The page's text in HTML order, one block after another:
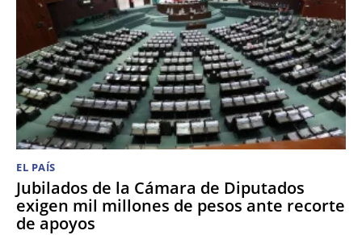
EL PAÍS
Jubilados de la Cámara de Diputados
exigen mil millones de pesos ante recorte
de apoyos